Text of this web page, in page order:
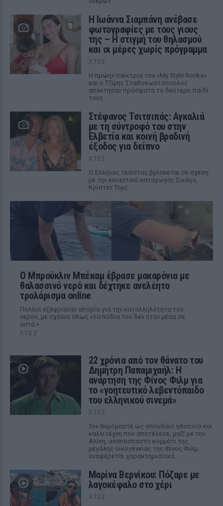
H Ιωάννα Σιαμπάνη ανέβασε
φωτογραφίες με τους γιους
της – Η στιγμή του θηλασμού
και οι μέρες χωρίς πρόγραμμα
ΧΤΕΣ
Η πρώην παίκτρια του «My Style Rocks»
και ο Τζίμης Σταθοκωστόπουλος
απέκτησαν πρόσφατα το δεύτερο παιδί
τους
Στέφανος Τσιτσιπάς: Αγκαλιά
με τη σύντροφό του στην
Ελβετία και κοινή βραδινή
έξοδος για δείπνο
ΧΤΕΣ
Ο Έλληνας τενίστας βρίσκεται σε σχέση
με την εικαστικό καταγωγής Σικάγο,
Κρίστεν Τομς
Ο Μπρούκλιν Μπέκαμ έβρασε μακαρόνια με
θαλασσινό νερό και δέχτηκε ανελέητο
τρολάρισμα online
Πολλοί εξέφρασαν απορία για την καταλληλότητα του
νερού, με σχόλια όπως «τα πόδια του δεν ήταν μέσα σε
αυτό;»
ΧΤΕΣ
22 χρόνια από τον θάνατο του
Δημήτρη Παπαμιχαήλ: Η
ανάρτηση της Φίνος Φιλμ για
το «γοητευτικό λεβεντόπαιδο
του ελληνικού σινεμά»
ΧΤΕΣ
Τον θυμόμαστε ως σπουδαίο ηθοποιό και
καλλιτέχνη που αποτέλεσε, μαζί με την
Αλίκη, αναπόσπαστο κομμάτι της
μεγάλης οικογένειας της Φίνος Φιλμ,
αναφέρεται χαρακτηριστικά
Μαρίνα Βερνίκου: Πόζαρε με
λαγοκέφαλο στο χέρι
ΧΤΕΣ